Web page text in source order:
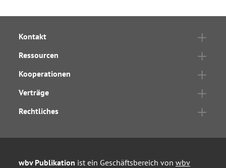
Kontakt
Ressourcen
Kooperationen
Verträge
Rechtliches
wbv Publikation ist ein Geschäftsbereich von wbv